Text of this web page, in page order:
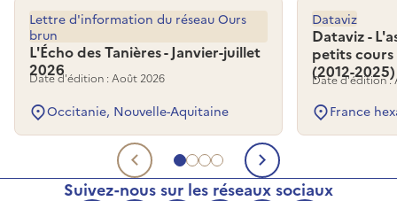
Aller au document 1
Aller au document 2
Aller au document 3
Aller au document 4
L'Écho des Tanières - Janvier-juillet
2026
Lettre d'information du réseau Ours
brun
Date d'édition : Août 2026
Occitanie, Nouvelle-Aquitaine
Dataviz -
petits cours
(2012-2025)
Dataviz
Date d'édition :
France
Document précédent
Document
Suivez-nous sur les réseaux sociaux